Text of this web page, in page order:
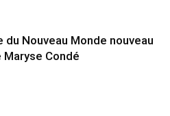
du Nouveau Monde nouveau
Maryse Condé